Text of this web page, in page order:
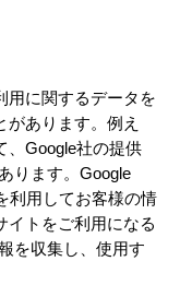
用に関するデータを
あります。例え
、Google社の提供
ります。Google
利用してお客様の情
イトをご利用になる
を収集し、使用す